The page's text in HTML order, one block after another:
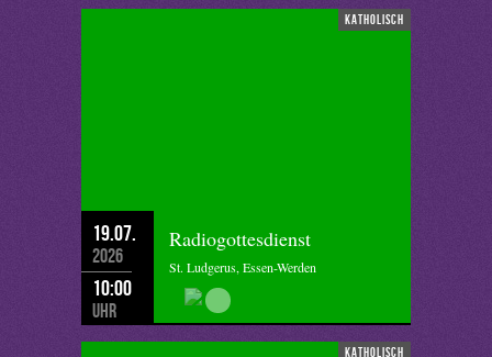
katholisch
19.07.
2026
10:00
Uhr
Radiogottesdienst
St. Ludgerus, Essen-Werden
katholisch